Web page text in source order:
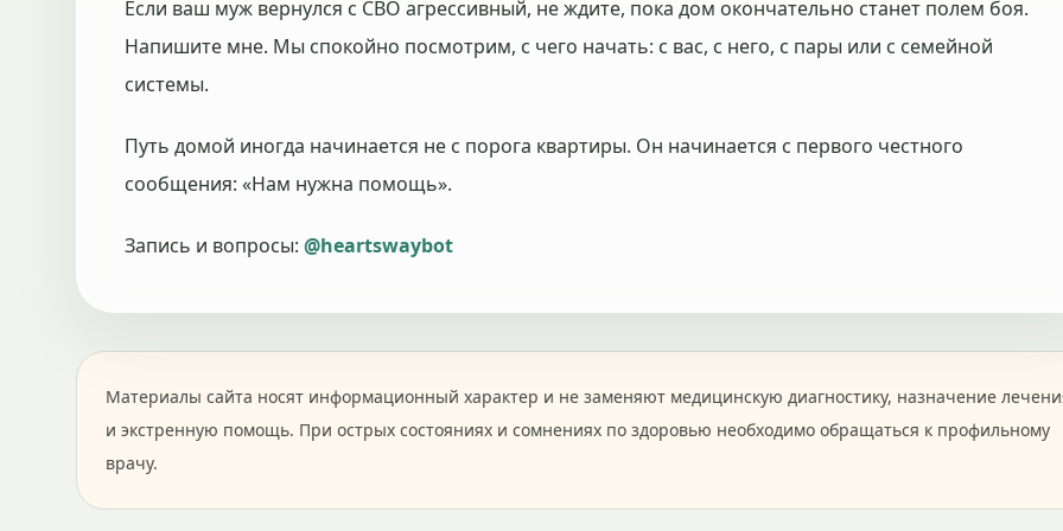
Если ваш муж вернулся с СВО агрессивный, не ждите, пока дом окончательно станет полем боя.
Напишите мне. Мы спокойно посмотрим, с чего начать: с вас, с него, с пары или с семейной
системы.
Путь домой иногда начинается не с порога квартиры. Он начинается с первого честного
сообщения: «Нам нужна помощь».
Запись и вопросы: @heartswaybot
Материалы сайта носят информационный характер и не заменяют медицинскую диагностику, назначение
и экстренную помощь. При острых состояниях и сомнениях по здоровью необходимо обращаться к профильному
врачу.